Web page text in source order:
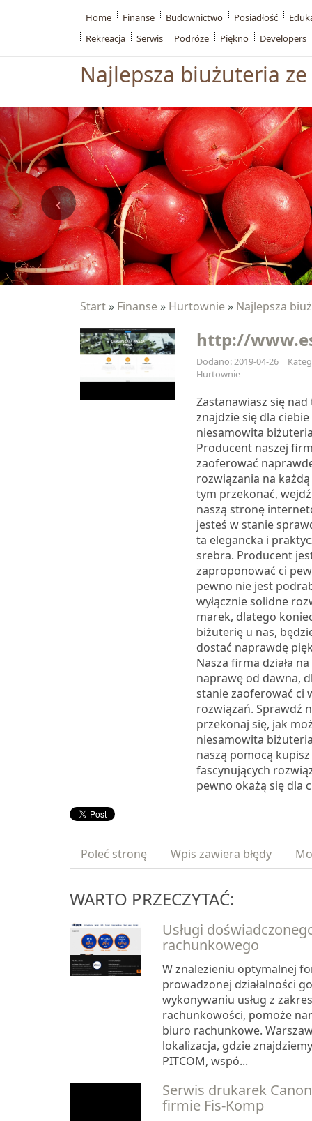
Najlepsza biużuteria
Start » Finanse » Hurtownie » Najlepsza
http://
Dodano: 2019-04-26
Hurtownie
Zastanawiasz się
znajdzie się dla
niesamowita
Producent naszej
zaoferować
rozwiązania na
tym przekonać,
naszą stronę
jesteś w stanie
ta elegancka i
srebra. Producent
zaproponować ci
pewno nie jest
wyłącznie solidne
marek, dlatego
biżuterię u nas,
dostać naprawdę
Nasza firma działa
naprawę od dawna,
stanie zaoferować ci
rozwiązań. Sprawdź
przekonaj się, jak
niesamowita
naszą pomocą
fascynujących
pewno okażą się dla
Poleć stronę Wpis zawiera błędy
WARTO PRZECZYTAĆ:
Usługi
rachunkowego
W znalezieniu optymalnej
prowadzonej działalności
wykonywaniu usług z
rachunkowości, pomoże
biuro rachunkowe.
lokalizacja, gdzie
PITCOM, wspó...
Serwis drukarek
firmie Fis-Komp
Home Finanse Budownictwo Posiadłość
Rekreacja
Serwis Podróże Piękno Developers